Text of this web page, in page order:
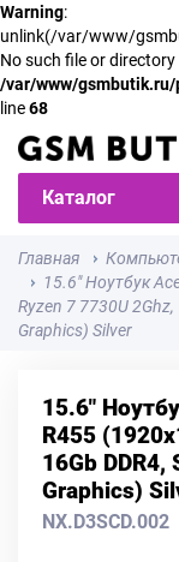
Warning:
unlink(/var/www/
No such file or directory
/var/www/
line68
Каталог
Главная
15.6" Ноутбук
Ryzen 7 7730U 2Ghz,
Graphics) Silver
15.6"
R455
16Gb DDR4,
Graphics)
NX.D3SCD.002